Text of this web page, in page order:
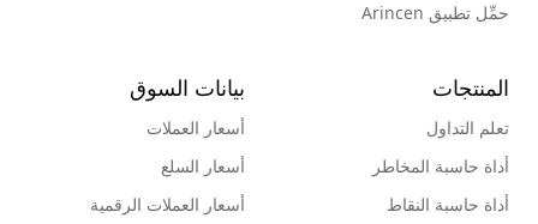
حمِّل تطبيق Arincen
المنتجات
تعلم التداول
أداة حاسبة المخاطر
أداة حاسبة النقاط
بيانات السوق
أسعار العملات
أسعار السلع
أسعار العملات الرقمية